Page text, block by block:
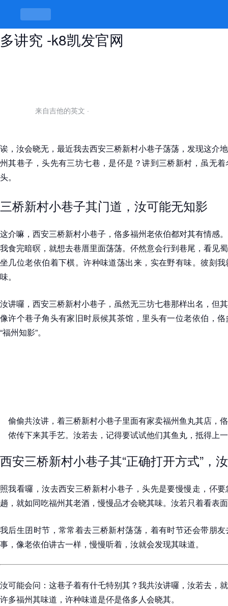
西安三桥新村小巷子，巷子里头有野
多讲究 -k8凯发官网
来自吉他的英文 ·
诶，汝会晓无，最近我去西安三桥新村小巷子荡荡，发现这介
州其巷子，头先有三坊七巷，是伓是？讲到三桥新村，虽无
头。
三桥新村小巷子其门道，汝可能无知影
这介嘛，西安三桥新村小巷子，佫多福州老依伯都对其有情感
我食完暗暝，就想去巷厝里面荡荡。伓然意会行到巷尾，看见
坐几位老依伯着下棋。许种味道荡出来，实在野有味。彼刻
味。
汝讲囉，西安三桥新村小巷子，虽然无三坊七巷那样出名，但
像许个巷子角头有家旧时辰候其茶馆，里头有一位老依伯，
“福州知影”。
偷偷共汝讲，着三桥新村小巷子里面有家卖福州鱼丸其店，
侬传下来其手艺。汝若去，记得要试试他们其鱼丸，抵得上
西安三桥新村小巷子其“正确打开方式”，
照我看囉，汝去西安三桥新村小巷子，头先是要慢慢走，伓
趟，就如同吃福州其老酒，慢慢品才会晓其味。汝若只着看表
我后生囝时节，常常着去三桥新村荡荡，着有时节还会带朋
事，像老依伯讲古一样，慢慢听着，汝就会发现其味道。
汝可能会问：这巷子着有什乇特别其？我共汝讲囉，汝若去，
许多福州其味道，许种味道是伓是佫多人会晓其。